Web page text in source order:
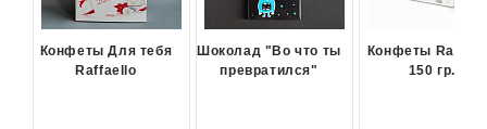
Конфеты Для тебя
Raffaello
Шоколад "Во что ты
превратился"
Конфеты
150 гр.